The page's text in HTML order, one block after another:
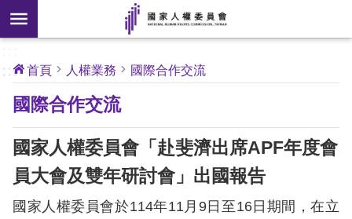
前往主要內容區塊
搜
尋
開
]
核
心
人
權
公
約
關
於
:::
首頁 人權業務 國際合作交流
國際合作交流
國家人權委員會「赴斐濟出席APF年度會
員大會及雙年研討會」出國報告
國家人權委員會於114年11月9日至16日期間，在立